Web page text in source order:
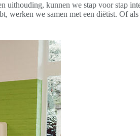
uithouding, kunnen we stap voor stap
we samen met een diëtist. Of